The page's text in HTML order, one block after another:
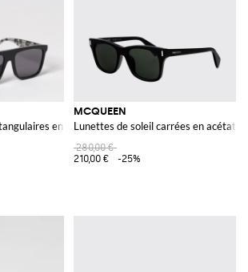
en acétate recyclé avec logo
MCQUEEN
Lunettes de soleil carrées en
280,00 €
210,00 €
-25%